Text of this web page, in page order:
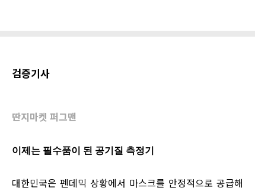
검증기사
딴지마켓 퍼그맨
이제는 필수품이 된 공기질 측정기
대한민국은 펜데믹 상황에서 마스크를 안정적으로 공급해